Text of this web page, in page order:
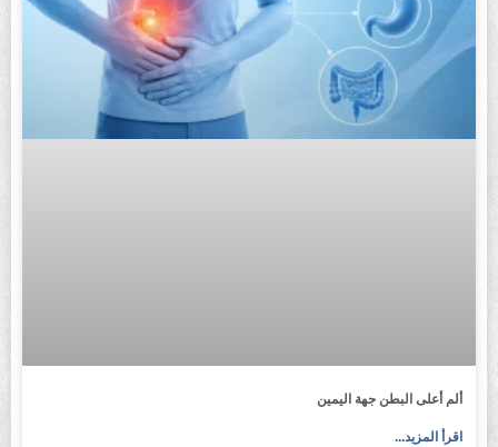
ألم أعلى البطن جهة اليمين
اقرأ المزيد...